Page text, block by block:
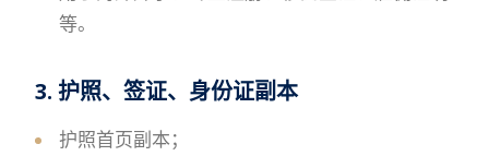
等。
3. 护照、签证、身份证副本
护照首页副本；